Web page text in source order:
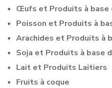
Œufs et Produits à base
Poisson et Produits à
Arachides et Produits à
Soja et Produits à base
Lait et Produits Laitiers
Fruits à coque